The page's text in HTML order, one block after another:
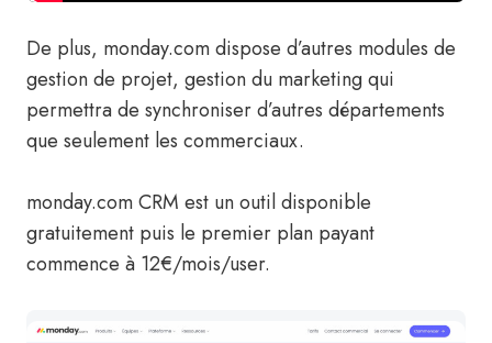
De plus, monday.com dispose d’autres modules de
gestion de projet, gestion du marketing qui
permettra de synchroniser d’autres départements
que seulement les commerciaux.
monday.com CRM est un outil disponible
gratuitement puis le premier plan payant
commence à 12€/mois/user.